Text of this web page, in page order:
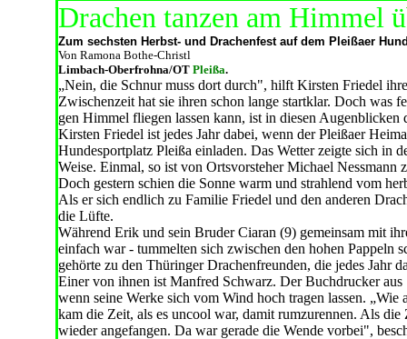
Drachen tanzen am Himmel
Zum sechsten Herbst- und Drachenfest auf dem Pleißaer
Von Ramona Bothe-Christl
Limbach-Oberfrohna/OT Pleißa.
„Nein, die Schnur muss dort durch", hilft Kirsten Friedel
Zwischenzeit hat sie ihren schon lange startklar. Doch was
gen Himmel fliegen lassen kann, ist in diesen Augenblicken
Kirsten Friedel ist jedes Jahr dabei, wenn der Pleißaer
Hundesportplatz Pleißa einladen. Das Wetter zeigte sich in
Weise. Einmal, so ist von Ortsvorsteher Michael Nessmann
Doch gestern schien die Sonne warm und strahlend vom
Als er sich endlich zu Familie Friedel und den anderen
die Lüfte.
Während Erik und sein Bruder Ciaran (9) gemeinsam mit
einfach war - tummelten sich zwischen den hohen Pappeln
gehörte zu den Thüringer Drachenfreunden, die jedes Jahr
Einer von ihnen ist Manfred Schwarz. Der Buchdrucker
wenn seine Werke sich vom Wind hoch tragen lassen.
kam die Zeit, als es uncool war, damit rumzurennen. Als
wieder angefangen. Da war gerade die Wende vorbei",